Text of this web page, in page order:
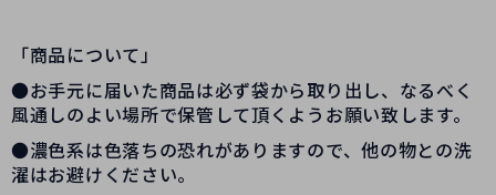
「商品について」
●お手元に届いた商品は必ず袋から取り出し、なるべく
風通しのよい場所で保管して頂くようお願い致します。
●濃色系は色落ちの恐れがありますので、他の物との洗
濯はお避けください。